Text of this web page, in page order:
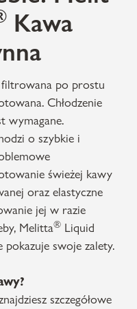
Kawa
filtrowana po prostu
Chłodzenie
wymagane.
o szybkie i
świeżej kawy
oraz elastyczne
jej w razie
Melitta®Liquid
pokazuje swoje zalety.
szczegółowe